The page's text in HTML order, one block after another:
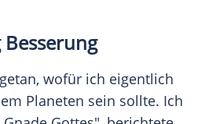
wofür ich eigentlich
Planeten sein sollte. Ich